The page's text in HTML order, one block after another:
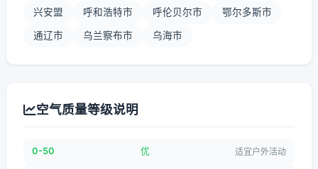
兴安盟 呼和浩特市 呼伦贝尔市 鄂尔多斯市
通辽市 乌兰察布市 乌海市
空气质量等级说明
0-50 优 适宜户外活动